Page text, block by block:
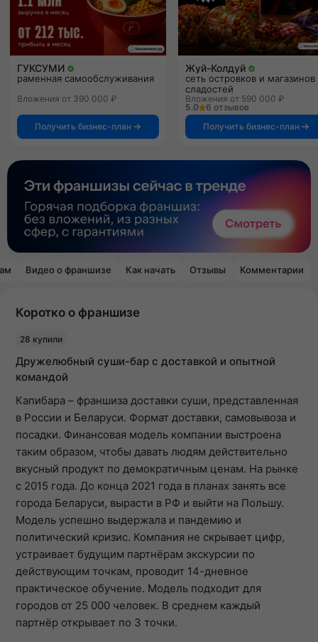
ГУКСУМИ
раменная самообслуживания
Вложения от 390 000 ₽
Получить бизнес-план
Жуй-Колдуй
сеть островков и магазинов
сладостей
Вложения от 590 000 ₽
5.0
6 отзывов
Получить бизнес-план
Видео о франшизе Как начать Отзывы Комментарии
Коротко о франшизе
28 купили
Дружелюбный суши-бар с доставкой и опытной
командой
Капибара – франшиза доставки суши, представленная
в России и Беларуси. Формат доставки, самовывоза и
посадки. Финансовая модель компании выстроена
таким образом, чтобы давать людям действительно
вкусный продукт по демократичным ценам. На рынке
с 2015 года. До конца 2021 года в планах занять все
города Беларуси, вырасти в РФ и выйти на Польшу.
Модель успешно выдержала и пандемию и
политический кризис. Компания не скрывает цифр,
устраивает будущим партнёрам экскурсии по
действующим точкам, проводит 14-дневное
практическое обучение. Модель подходит для
городов от 25 000 человек. В среднем каждый
партнёр открывает по 3 точки.